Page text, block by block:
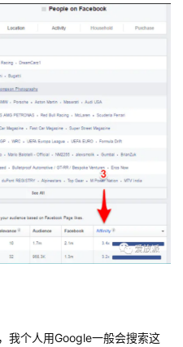
我个人用Google一般会搜索这